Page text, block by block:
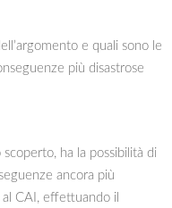
e quali sono le
più disastrose
scoperto, ha la possibilità di
ancora più
CAI, effettuando il